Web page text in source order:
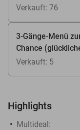
Verkauft: 76
3-Gänge-Menü
Chance
Verkauft: 5
Highlights
Multideal: